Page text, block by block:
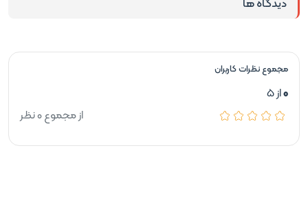
مجموع نظرات کاربران
0از 5
از مجموع 0 نظر